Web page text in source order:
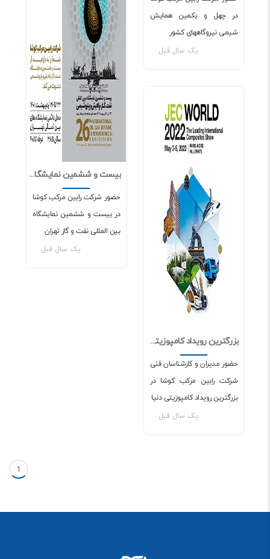
در چهل و یکمین همایش
شیمی نیروگاههای کشور
یک سال قبل
4646
بیست و ششمین نمایشگاه بین المللی نفت و گاز تهران
حضور شرکت رابین مرکب کوشا
در بیست و ششمین نمایشگاه
بین المللی نفت و گاز تهران
یک سال قبل
4277
بزرگترین رویداد کامپوزیتی دنیا (JEC COMPOSITE 2022)
حضور مدیران و کارشناسان فنی
شرکت رابین مرکب کوشا در
بزرگترین رویداد کامپوزیتی دنیا
یک سال قبل
1